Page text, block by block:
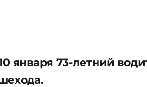
января 73-летний